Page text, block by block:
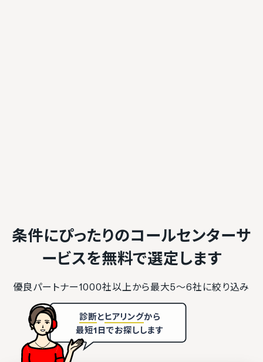
条件にぴったりのコールセンターサ
ービスを無料で選定します
優良パートナー1000社以上から最大5〜6社に絞り込み
診断とヒアリングから
最短1日でお探しします